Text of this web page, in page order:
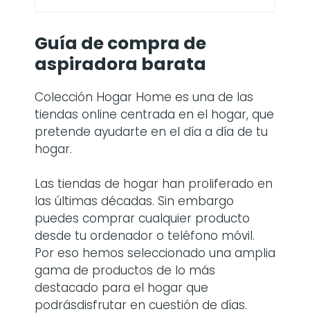
Guía de compra de
aspiradora barata
Colección Hogar Home es una de las
tiendas online centrada en el hogar, que
pretende ayudarte en el día a día de tu
hogar.
Las tiendas de hogar han proliferado en
las últimas décadas. Sin embargo
puedes comprar cualquier producto
desde tu ordenador o teléfono móvil.
Por eso hemos seleccionado una amplia
gama de productos de lo más
destacado para el hogar que
podrásdisfrutar en cuestión de días.